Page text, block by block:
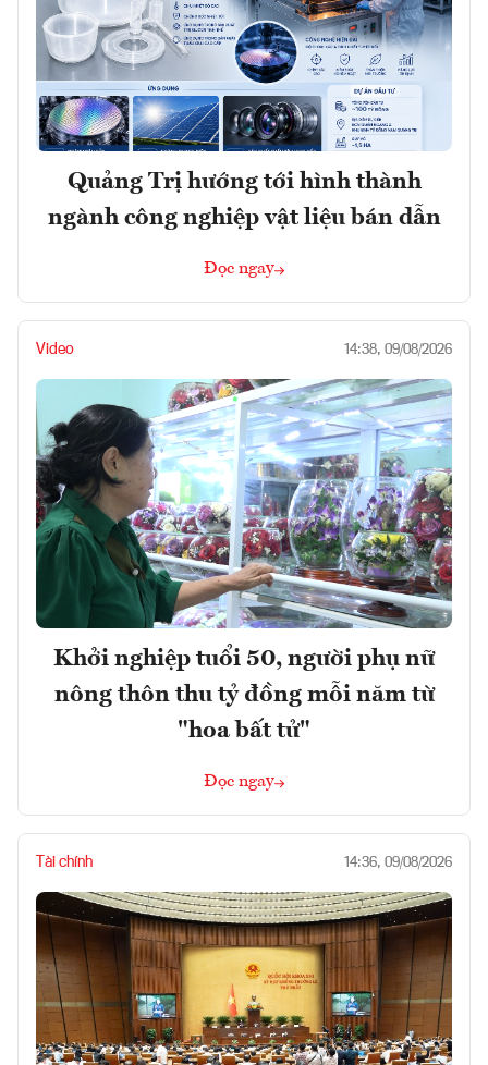
Quảng Trị hướng tới hình thành
ngành công nghiệp vật liệu bán dẫn
Đọc ngay
Video 14:38, 09/08/2026
Khởi nghiệp tuổi 50, người phụ nữ
nông thôn thu tỷ đồng mỗi năm từ
"hoa bất tử"
Đọc ngay
Tài chính 14:36, 09/08/2026